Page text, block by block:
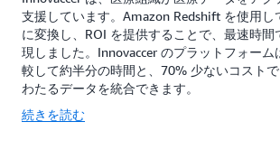
支援しています。Amazon Redshift を使用し
に変換し、ROI を提供することで、最速時間
現しました。Innovaccer のプラットフォーム
較して約半分の時間と、70% 少ないコスト
わたるデータを統合できます。
続きを読む